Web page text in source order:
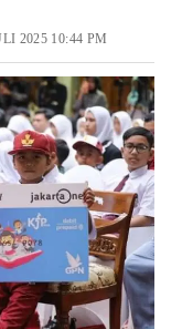
2025 10:44 PM